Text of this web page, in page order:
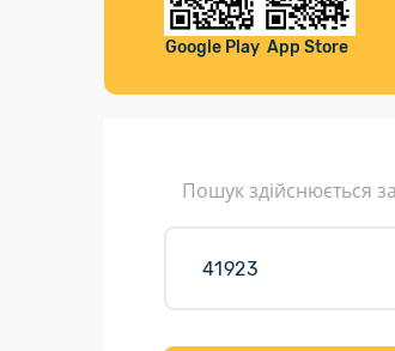
Листи та листівки
Доставка товарів для саду
Google Play App Store
Пошук здійснюється